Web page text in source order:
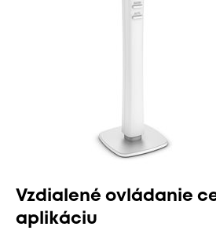
Vzdialené ovládanie
aplikáciu